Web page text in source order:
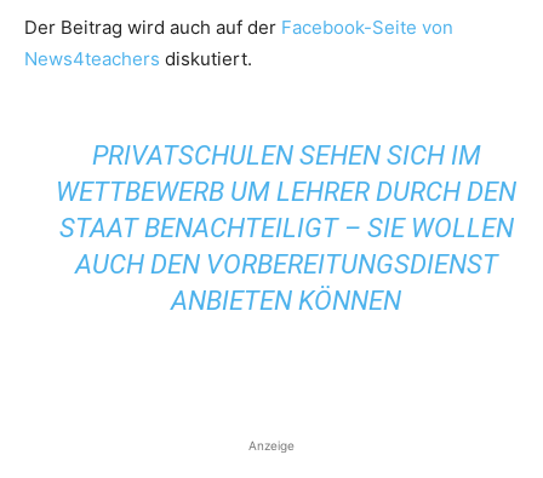
Der Beitrag wird auch auf der Facebook-Seite von
News4teachers diskutiert.
PRIVATSCHULEN SEHEN SICH IM
WETTBEWERB UM LEHRER DURCH DEN
STAAT BENACHTEILIGT – SIE WOLLEN
AUCH DEN VORBEREITUNGSDIENST
ANBIETEN KÖNNEN
Anzeige